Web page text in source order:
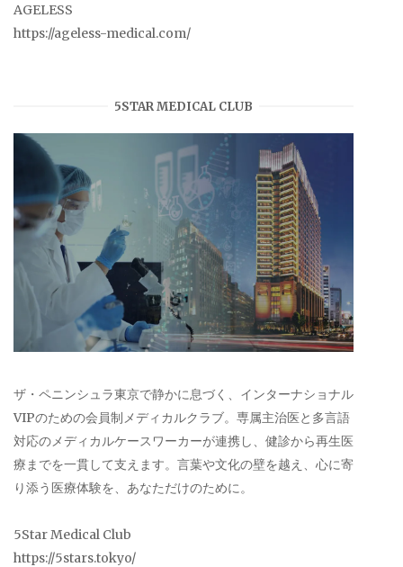
AGELESS
https://ageless-medical.com/
5STAR MEDICAL CLUB
ザ・ペニンシュラ東京で静かに息づく、インターナショナル
VIPのための会員制メディカルクラブ。専属主治医と多言語
対応のメディカルケースワーカーが連携し、健診から再生医
療までを一貫して支えます。言葉や文化の壁を越え、心に寄
り添う医療体験を、あなただけのために。
5Star Medical Club
https://5stars.tokyo/